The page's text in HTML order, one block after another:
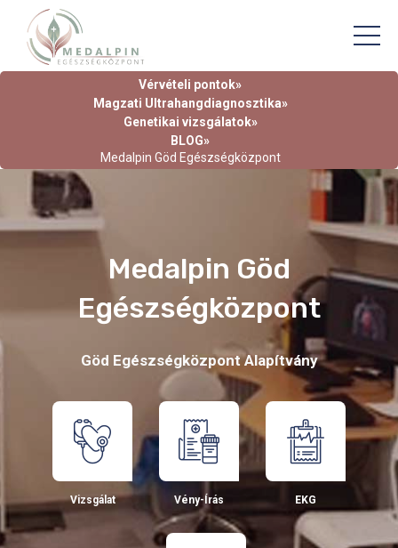
Vérvételi pontok»
Magzati Ultrahangdiagnosztika»
Genetikai vizsgálatok»
BLOG»
Medalpin Göd Egészségközpont
Medalpin Göd
Egészségközpont
Göd Egészségközpont Alapítvány
Vizsgálat Vény-Írás EKG